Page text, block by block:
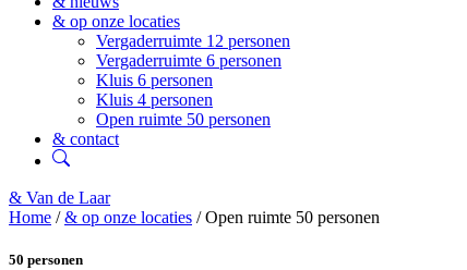
& op onze locaties
Vergaderruimte 12 personen
Vergaderruimte 6 personen
Kluis 6 personen
Kluis 4 personen
Open ruimte 50 personen
& contact
& Van de Laar
Home /& op onze locaties /Open ruimte 50 personen
50 personen